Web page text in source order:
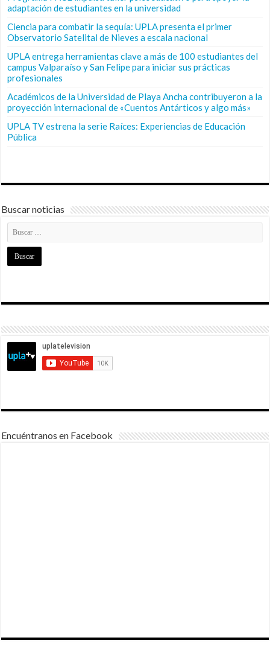
adaptación de estudiantes en la universidad
Ciencia para combatir la sequía: UPLA presenta el primer
Observatorio Satelital de Nieves a escala nacional
UPLA entrega herramientas clave a más de 100 estudiantes del
campus Valparaíso y San Felipe para iniciar sus prácticas
profesionales
Académicos de la Universidad de Playa Ancha contribuyeron a la
proyección internacional de «Cuentos Antárticos y algo más»
UPLA TV estrena la serie Raíces: Experiencias de Educación
Pública
Buscar noticias
Encuéntranos en Facebook